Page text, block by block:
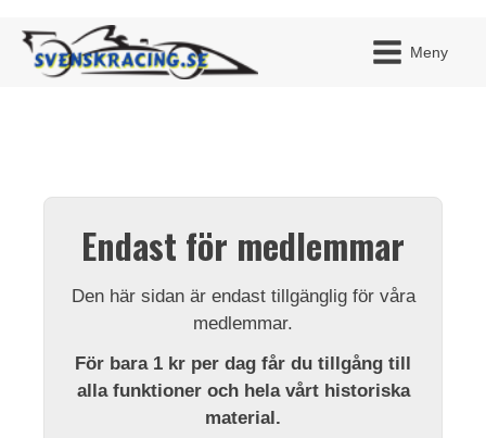
Meny
Endast för medlemmar
Den här sidan är endast tillgänglig för våra
medlemmar.
För bara 1 kr per dag får du tillgång till
alla funktioner och hela vårt historiska
material.